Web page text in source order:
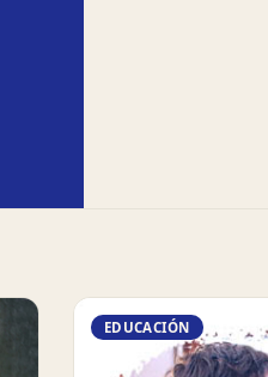
EDUCACIÓN